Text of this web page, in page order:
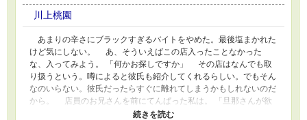
川上桃園
あまりの辛さにブラックすぎるバイトをやめた。最後塩まかれた
けど気にしない。 あ、そういえばこの店入ったことなかった
な、入ってみよう。 「何かお探しですか」 その店はなんでも取
り扱うという。噂によると彼氏も紹介してくれるらしい。でもそん
なのいらない。彼氏だったらすぐに離れてしまうかもしれないのだ
から。 店員のお兄さんを前にてんぱった私は。 「旦那さんが欲
しいです……」 と、斜め上の回答をしてしまった。でもお兄さ